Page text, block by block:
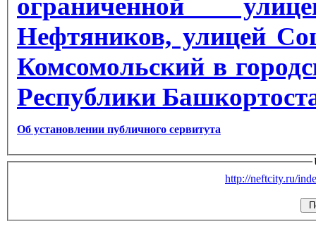
ограниченной
Нефтяников, улицей
Комсомольский в
Республики
Об установлении публичного сервитута
http://neftcity.ru/